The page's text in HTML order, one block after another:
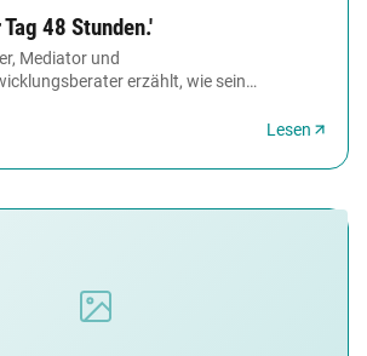
48 Stunden.'
Mediator und
erzählt, wie sein
Lesen